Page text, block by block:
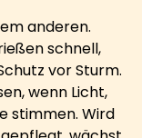
anderen.
schnell,
vor Sturm.
wenn Licht,
stimmen. Wird